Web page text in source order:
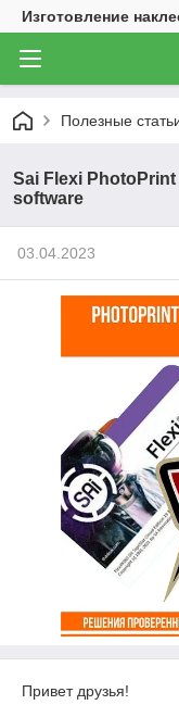
Изготовление
Полезные
Sai Flexi
software
03.04.2023
Привет друзья!